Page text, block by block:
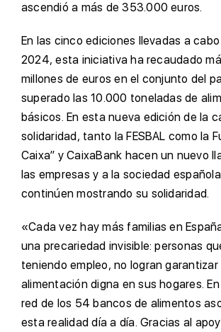
ascendió a más de 353.000 euros.
En las cinco ediciones llevadas a
2024, esta iniciativa ha recaudado
millones de euros en el conjunto del
superado las 10.000 toneladas de
básicos. En esta nueva edición de la
solidaridad, tanto la FESBAL como la
Caixa” y CaixaBank hacen un nuevo
las empresas y a la sociedad
continúen mostrando su solidaridad.
«Cada vez hay más familias en
una precariedad invisible: personas
teniendo empleo, no logran garantizar
alimentación digna en sus hogares. En
red de los 54 bancos de alimentos
esta realidad día a día. Gracias al